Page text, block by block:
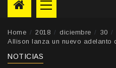
Primary
Menu
Home 2018 diciembre
30
Allison lanza un nuevo adelanto
NOTICIAS